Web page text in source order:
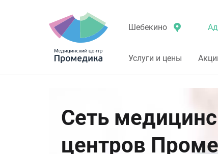
Шебекино
Услуги и цены
Сеть
центров